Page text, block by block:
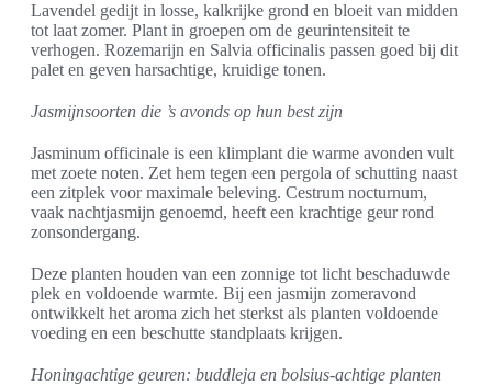
Lavendel gedijt in losse, kalkrijke grond en bloeit van midden
tot laat zomer. Plant in groepen om de geurintensiteit te
verhogen. Rozemarijn en Salvia officinalis passen goed bij dit
palet en geven harsachtige, kruidige tonen.
Jasmijnsoorten die ’s avonds op hun best zijn
Jasminum officinale is een klimplant die warme avonden vult
met zoete noten. Zet hem tegen een pergola of schutting naast
een zitplek voor maximale beleving. Cestrum nocturnum,
vaak nachtjasmijn genoemd, heeft een krachtige geur rond
zonsondergang.
Deze planten houden van een zonnige tot licht beschaduwde
plek en voldoende warmte. Bij een jasmijn zomeravond
ontwikkelt het aroma zich het sterkst als planten voldoende
voeding en een beschutte standplaats krijgen.
Honingachtige geuren: buddleja en bolsius-achtige planten